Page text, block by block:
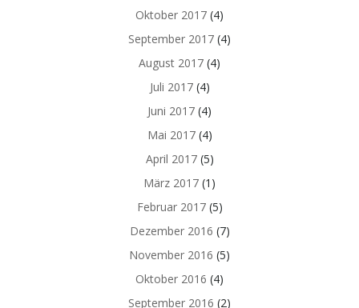
Oktober 2017 (4)
September 2017 (4)
August 2017 (4)
Juli 2017(4)
Juni 2017 (4)
Mai 2017(4)
April 2017(5)
März 2017 (1)
Februar 2017(5)
Dezember 2016 (7)
November 2016 (5)
Oktober 2016 (4)
September 2016 (2)